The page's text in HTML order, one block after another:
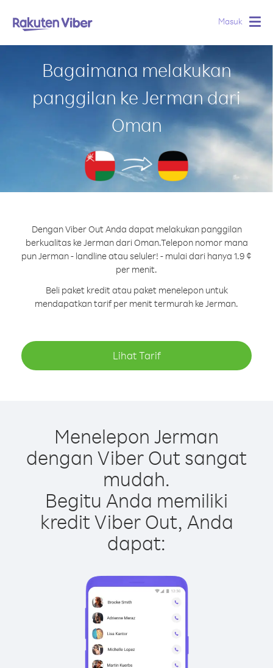
Masuk
Bagaimana melakukan
panggilan ke Jerman dari
Oman
Dengan Viber Out Anda dapat melakukan panggilan
berkualitas ke Jerman dari Oman.Telepon nomor mana
pun Jerman - landline atau seluler! - mulai dari hanya 1.9 ¢
per menit.
Beli paket kredit atau paket menelepon untuk
mendapatkan tarif per menit termurah ke Jerman.
Lihat Tarif
Menelepon Jerman
dengan Viber Out sangat
mudah.
Begitu Anda memiliki
kredit Viber Out, Anda
dapat: